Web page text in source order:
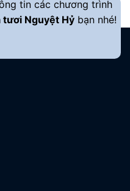
tin các chương trình
tươi Nguyệt Hỷ bạn nhé!